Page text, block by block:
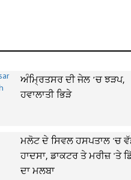
ਅੰਮ੍ਰਿਤਸਰ ਦੀ ਜੇਲ ’ਚ ਝੜਪ,
ਹਵਾਲਾਤੀ ਭਿੜੇ
ਮਲੋਟ ਦੇ ਸਿਵਲ ਹਸਪਤਾਲ 'ਚ
ਹਾਦਸਾ, ਡਾਕਟਰ ਤੇ ਮਰੀਜ਼ 'ਤੇ
ਦਾ ਮਲਬਾ